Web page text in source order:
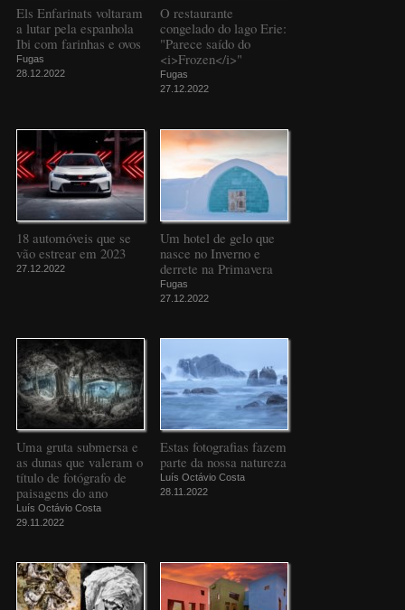
Els Enfarinats voltaram
a lutar pela espanhola
Ibi com farinhas e ovos
Fugas
28.12.2022
O restaurante
congelado do lago Erie:
"Parece saído do
<i>Frozen</i>"
Fugas
27.12.2022
18 automóveis que se
vão estrear em 2023
27.12.2022
Um hotel de gelo que
nasce no Inverno e
derrete na Primavera
Fugas
27.12.2022
Uma gruta submersa e
as dunas que valeram o
título de fotógrafo de
paisagens do ano
Luís Octávio Costa
29.11.2022
Estas fotografias fazem
parte da nossa natureza
Luís Octávio Costa
28.11.2022